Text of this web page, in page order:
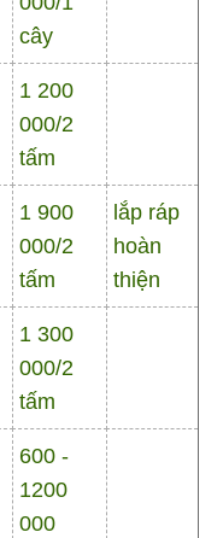
cây
1 200
000/2
tấm
1 900
000/2
tấm
lắp ráp
hoàn
thiện
1 300
000/2
tấm
600 -
1200
000